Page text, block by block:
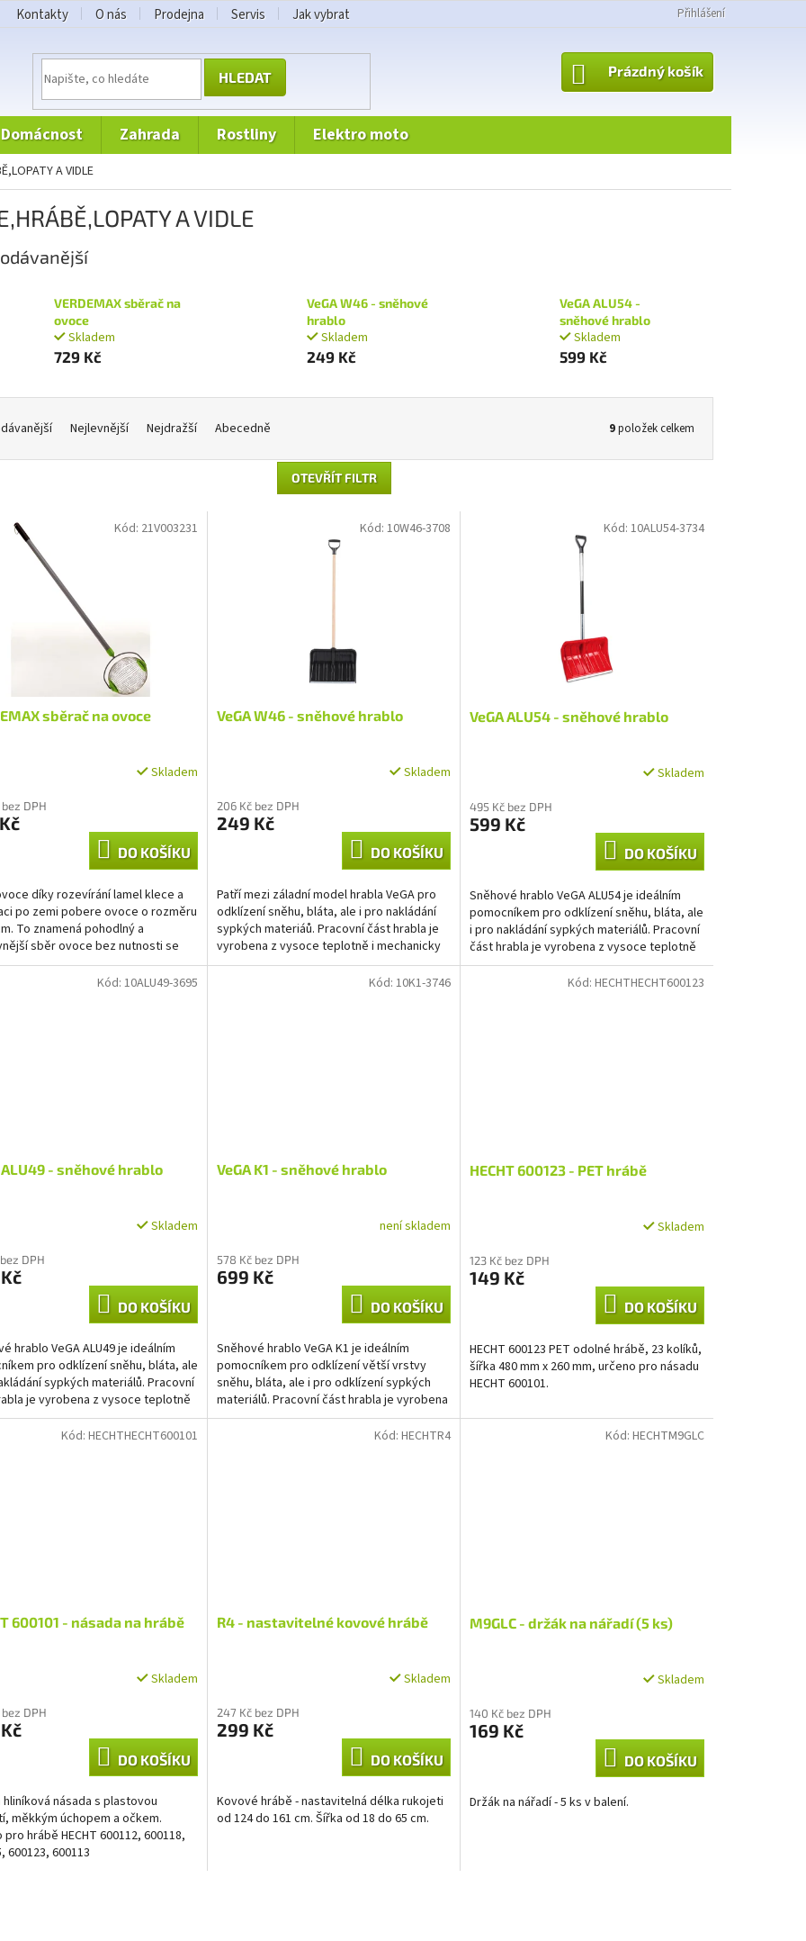
Kontakty O nás Prodejna Servis Jak vybrat Přihlášení
HLEDAT
NÁKUPNÍ
KOŠÍK
Prázdný košík
domácnost zahrada rostliny elektro moto
A VIDLE
A VIDLE
VERDEMAX sběrač na
ovoce
Skladem
729 Kč
VeGA W46 - sněhové
hrablo
Skladem
249 Kč
VeGA ALU54 -
sněhové hrablo
Skladem
599 Kč
Nejlevnější Nejdražší Abecedně 9položek celkem
OTEVŘÍT FILTR
sběrač na ovoce
Skladem
DPH
DO KOŠÍKU
díky rozevírání lamel klece a
po zemi pobere ovoce o rozměru
To znamená pohodlný a
sběr ovoce bez nutnosti se
klekat!
Kód: 21V003231
VeGA W46 - sněhové hrablo
Skladem
206 Kč bez DPH
249 Kč
DO KOŠÍKU
Patří mezi záladní model hrabla VeGA pro
odklízení sněhu, bláta, ale i pro nakládání
sypkých materiáů. Pracovní část hrabla je
vyrobena z vysoce teplotně i mechanicky
odolného...
Kód: 10W46-3708
VeGA ALU54 - sněhové hrablo
Skladem
495 Kč bez DPH
599 Kč
DO KOŠÍKU
Sněhové hrablo VeGA ALU54 je ideálním
pomocníkem pro odklízení sněhu, bláta, ale
i pro nakládání sypkých materiálů. Pracovní
část hrabla je vyrobena z vysoce teplotně
i...
Kód: 10ALU54-3734
ALU49 - sněhové hrablo
Skladem
DPH
DO KOŠÍKU
hrablo VeGA ALU49 je ideálním
pro odklízení sněhu, bláta, ale
sypkých materiálů. Pracovní
je vyrobena z vysoce teplotně
Kód: 10ALU49-3695
VeGA K1 - sněhové hrablo
není skladem
578 Kč bez DPH
699 Kč
DO KOŠÍKU
Sněhové hrablo VeGA K1 je ideálním
pomocníkem pro odklízení větší vrstvy
sněhu, bláta, ale i pro odklízení sypkých
materiálů. Pracovní část hrabla je vyrobena
z vysoce teplotně...
Kód: 10K1-3746
HECHT 600123 - PET hrábě
Skladem
123 Kč bez DPH
149 Kč
DO KOŠÍKU
HECHT 600123 PET odolné hrábě, 23 kolíků,
šířka 480 mm x 260 mm, určeno pro násadu
HECHT 600101.
Kód: HECHTHECHT600123
600101 - násada na hrábě
Skladem
DPH
DO KOŠÍKU
hliníková násada s plastovou
měkkým úchopem a očkem.
pro hrábě HECHT 600112, 600118,
600123, 600113
Kód: HECHTHECHT600101
R4 - nastavitelné kovové hrábě
Skladem
247 Kč bez DPH
299 Kč
DO KOŠÍKU
Kovové hrábě - nastavitelná délka rukojeti
od 124 do 161 cm. Šířka od 18 do 65 cm.
Kód: HECHTR4
M9GLC - držák na nářadí (5 ks)
Skladem
140 Kč bez DPH
169 Kč
DO KOŠÍKU
Držák na nářadí - 5 ks v balení.
Kód: HECHTM9GLC